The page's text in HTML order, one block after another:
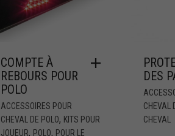
COMPTE À
REBOURS POUR
POLO
ACCESSOIRES POUR
CHEVAL DE POLO, KITS POUR
JOUEUR, POLO, POUR LE
DES
CHEVAL
CHEVAL